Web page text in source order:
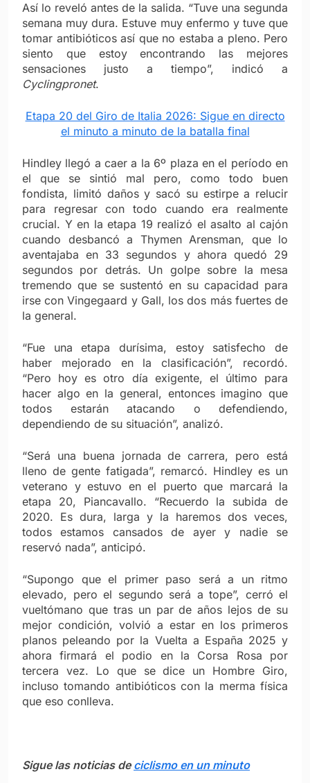
Así lo reveló antes de la salida. “Tuve una segunda
semana muy dura. Estuve muy enfermo y tuve que
tomar antibióticos así que no estaba a pleno. Pero
siento que estoy encontrando las mejores
sensaciones justo a tiempo”, indicó a
Cyclingpronet.
Etapa 20 del Giro de Italia 2026: Sigue en directo
el minuto a minuto de la batalla final
Hindley llegó a caer a la 6º plaza en el período en
el que se sintió mal pero, como todo buen
fondista, limitó daños y sacó su estirpe a relucir
para regresar con todo cuando era realmente
crucial. Y en la etapa 19 realizó el asalto al cajón
cuando desbancó a Thymen Arensman, que lo
aventajaba en 33 segundos y ahora quedó 29
segundos por detrás. Un golpe sobre la mesa
tremendo que se sustentó en su capacidad para
irse con Vingegaard y Gall, los dos más fuertes de
la general.
“Fue una etapa durísima, estoy satisfecho de
haber mejorado en la clasificación”, recordó.
“Pero hoy es otro día exigente, el último para
hacer algo en la general, entonces imagino que
todos estarán atacando o defendiendo,
dependiendo de su situación”, analizó.
“Será una buena jornada de carrera, pero está
lleno de gente fatigada”, remarcó. Hindley es un
veterano y estuvo en el puerto que marcará la
etapa 20, Piancavallo. “Recuerdo la subida de
2020. Es dura, larga y la haremos dos veces,
todos estamos cansados de ayer y nadie se
reservó nada”, anticipó.
“Supongo que el primer paso será a un ritmo
elevado, pero el segundo será a tope”, cerró el
vueltómano que tras un par de años lejos de su
mejor condición, volvió a estar en los primeros
planos peleando por la Vuelta a España 2025 y
ahora firmará el podio en la Corsa Rosa por
tercera vez. Lo que se dice un Hombre Giro,
incluso tomando antibióticos con la merma física
que eso conlleva.
Sigue las noticias de ciclismo en un minuto